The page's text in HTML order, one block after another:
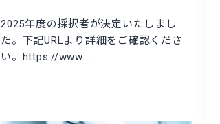
2025年度の採択者が決定いたしまし
た。下記URLより詳細をご確認くださ
い。https://www.…